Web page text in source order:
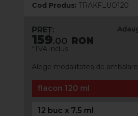
Cod Produs: TRAKFLUO120
PREȚ:
159.00 RON
*TVA inclus
Alege modalitatea de
flacon 120 ml
12 buc x 7.5 ml